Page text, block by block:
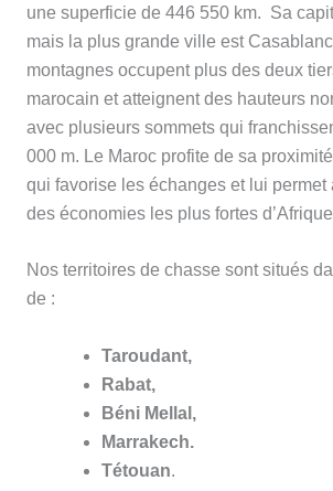
une superficie de 446 550 km. Sa
mais la plus grande ville est
montagnes occupent plus des deux
marocain et atteignent des hauteurs
avec plusieurs sommets qui
000 m. Le Maroc profite de sa
qui favorise les échanges et lui permet
des économies les plus fortes
Nos territoires de chasse sont situés
de :
Taroudant,
Rabat,
Béni Mellal,
Marrakech.
Tétouan.